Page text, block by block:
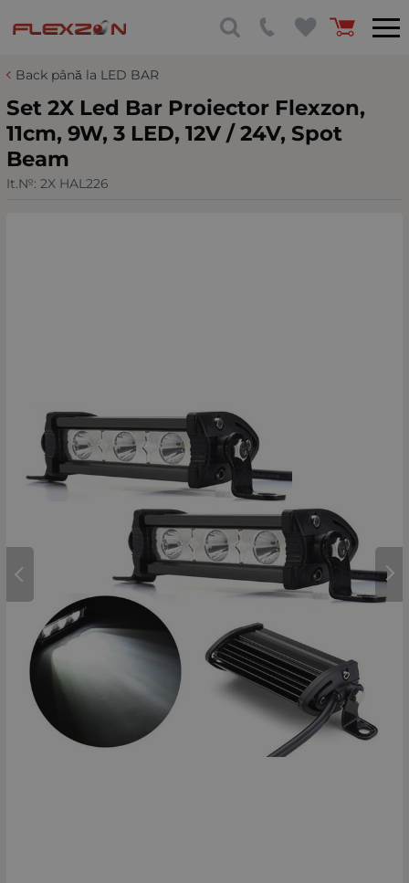
Back până la LED BAR
Set 2X Led Bar Proiector Flexzon,
11cm, 9W, 3 LED, 12V / 24V, Spot
Beam
It.№: 2X HAL226